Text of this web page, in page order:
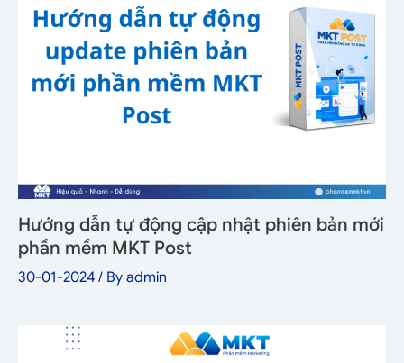
Hướng dẫn tự động cập nhật phiên bản mới
phần mềm MKT Post
30-01-2024 / By admin